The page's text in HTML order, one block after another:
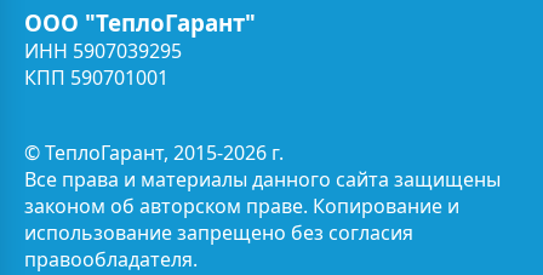
ООО "ТеплоГарант"
ИНН 5907039295
КПП 590701001
© ТеплоГарант, 2015-2026 г.
Все права и материалы данного сайта защищены
законом об авторском праве. Копирование и
использование запрещено без согласия
правообладателя.